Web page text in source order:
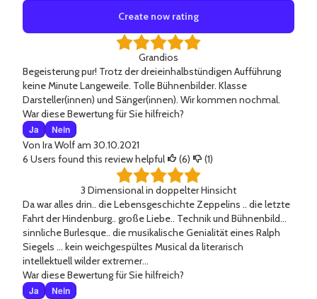
Create now rating
Grandios
Begeisterung pur! Trotz der dreieinhalbstündigen Aufführung
keine Minute Langeweile. Tolle Bühnenbilder. Klasse
Darsteller(innen) und Sänger(innen). Wir kommen nochmal.
War diese Bewertung für Sie hilfreich?
Ja
Nein
Von Ira Wolfam 30.10.2021
6 Users found this review helpful (6) (1)
3 Dimensional in doppelter Hinsicht
Da war alles drin.. die Lebensgeschichte Zeppelins .. die letzte
Fahrt der Hindenburg.. große Liebe.. Technik und Bühnenbild...
sinnliche Burlesque.. die musikalische Genialität eines Ralph
Siegels ... kein weichgespültes Musical da literarisch
intellektuell wilder extremer...
War diese Bewertung für Sie hilfreich?
Ja
Nein